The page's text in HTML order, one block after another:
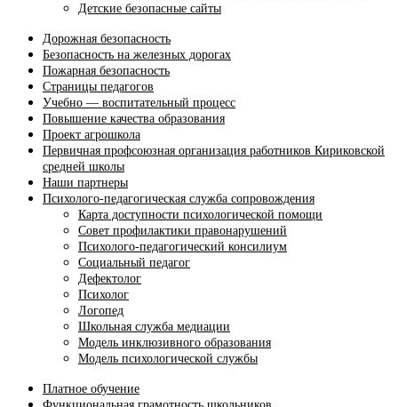
Детские безопасные сайты
Дорожная безопасность
Безопасность на железных дорогах
Пожарная безопасность
Страницы педагогов
Учебно — воспитательный процесс
Повышение качества образования
Проект агрошкола
Первичная профсоюзная организация работников Кириковской
средней школы
Наши партнеры
Психолого-педагогическая служба сопровождения
Карта доступности психологической помощи
Совет профилактики правонарушений
Психолого-педагогический консилиум
Социальный педагог
Дефектолог
Психолог
Логопед
Школьная служба медиации
Модель инклюзивного образования
Модель психологической службы
Платное обучение